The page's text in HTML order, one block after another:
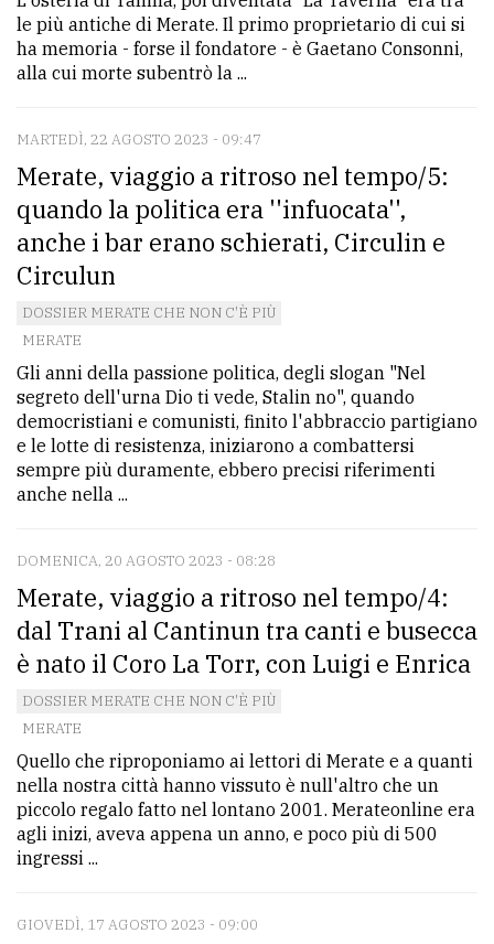
le più antiche di Merate. Il primo proprietario di cui si
ha memoria - forse il fondatore - è Gaetano Consonni,
alla cui morte subentrò la ...
MARTEDÌ, 22 AGOSTO 2023 - 09:47
Merate, viaggio a ritroso nel tempo/5:
quando la politica era ''infuocata'',
anche i bar erano schierati, Circulin e
Circulun
DOSSIER MERATE CHE NON C'È PIÙ
MERATE
Gli anni della passione politica, degli slogan "Nel
segreto dell'urna Dio ti vede, Stalin no", quando
democristiani e comunisti, finito l'abbraccio partigiano
e le lotte di resistenza, iniziarono a combattersi
sempre più duramente, ebbero precisi riferimenti
anche nella ...
DOMENICA, 20 AGOSTO 2023 - 08:28
Merate, viaggio a ritroso nel tempo/4:
dal Trani al Cantinun tra canti e busecca
è nato il Coro La Torr, con Luigi e Enrica
DOSSIER MERATE CHE NON C'È PIÙ
MERATE
Quello che riproponiamo ai lettori di Merate e a quanti
nella nostra città hanno vissuto è null'altro che un
piccolo regalo fatto nel lontano 2001. Merateonline era
agli inizi, aveva appena un anno, e poco più di 500
ingressi ...
GIOVEDÌ, 17 AGOSTO 2023 - 09:00